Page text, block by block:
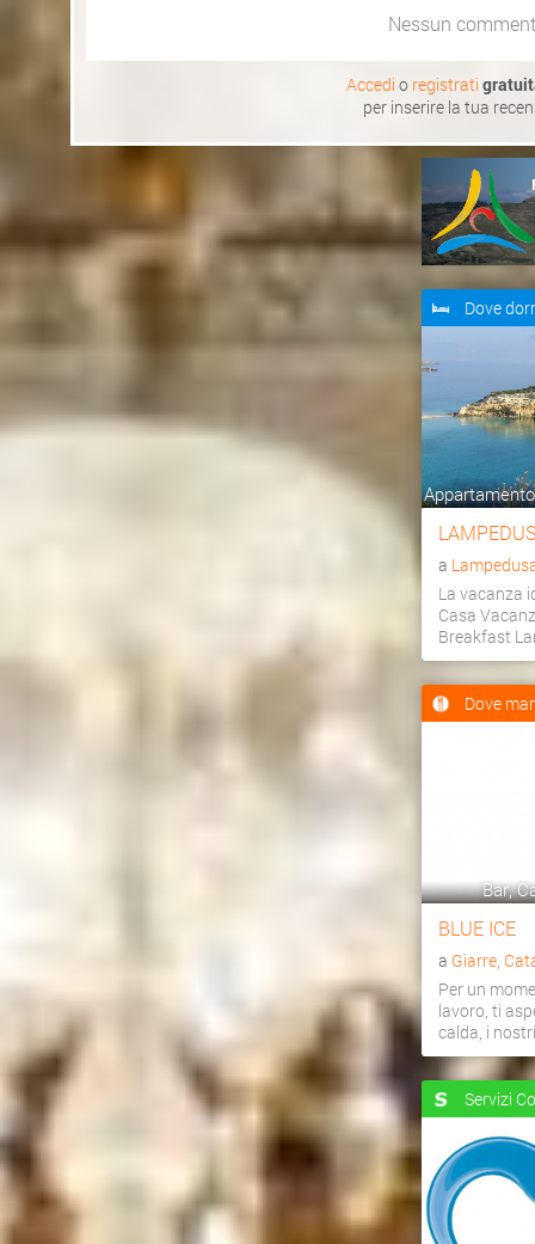
Nessun
Accedi o registrati
per inserire la tua
Dove
a
La vacanza
Casa
Breakfast
Dove
Bar,
BLUE ICE
a Giarre,
Per un
lavoro, ti
calda, i
Servizi